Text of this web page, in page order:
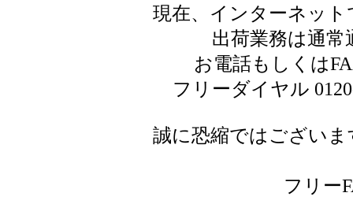
現在、インターネッ
出荷業務は通
お電話もしくは
フリーダイヤル
誠に恐縮ではござい
フリー